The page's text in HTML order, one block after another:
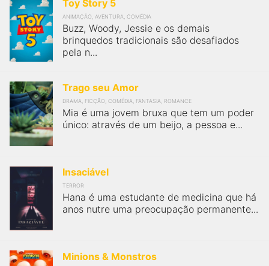
Toy Story 5
ANIMAÇÃO, AVENTURA, COMÉDIA
Buzz, Woody, Jessie e os demais
brinquedos tradicionais são desafiados
pela n...
Trago seu Amor
DRAMA, FICÇÃO, COMÉDIA, FANTASIA, ROMANCE
Mia é uma jovem bruxa que tem um poder
único: através de um beijo, a pessoa e...
Insaciável
TERROR
Hana é uma estudante de medicina que há
anos nutre uma preocupação permanente...
Minions & Monstros